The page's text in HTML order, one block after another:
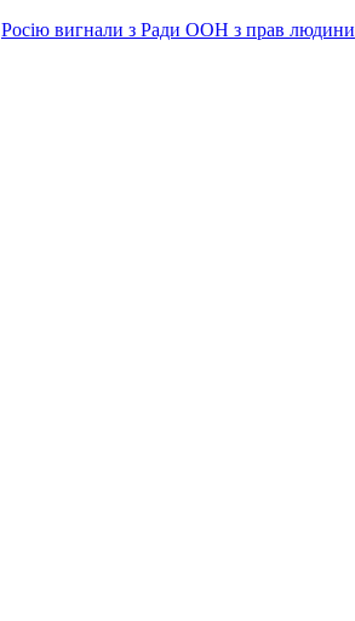
Росію вигнали з Ради ООН з прав людини